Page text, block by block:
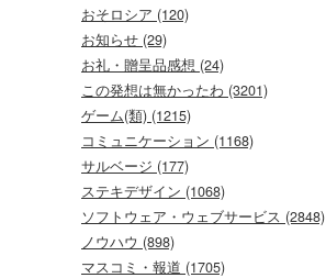
おそロシア (120)
お知らせ (29)
お礼・贈呈品感想 (24)
この発想は無かったわ (3201)
ゲーム(類) (1215)
コミュニケーション (1168)
サルベージ (177)
ステキデザイン (1068)
ソフトウェア・ウェブサービス (2848)
ノウハウ (898)
マスコミ・報道 (1705)